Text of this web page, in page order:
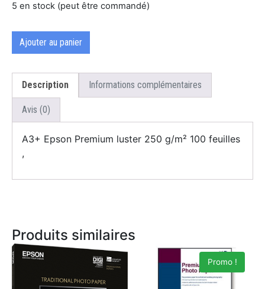
5 en stock (peut être commandé)
Ajouter au panier
Description Informations complémentaires
Avis (0)
A3+ Epson Premium luster 250 g/m² 100 feuilles
,
Produits similaires
Promo !